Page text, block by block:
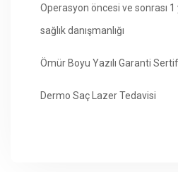
Operasyon öncesi ve sonrası
sağlık danışmanlığı
Ömür Boyu Yazılı Garanti
Dermo Saç Lazer Tedavisi